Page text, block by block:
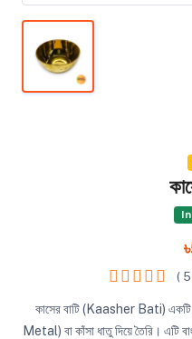
(
কাসের বাটি (Kaasher Bati) একটি
Metal) বা কাঁসা ধাতু দিয়ে তৈরি। এটি